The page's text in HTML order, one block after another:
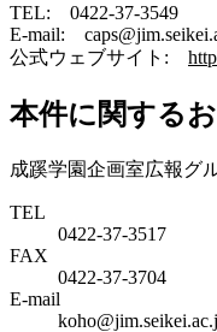
TEL: 0422-37-3549
E-mail:
公式ウェブサイト:
本件に関する
成蹊学園企画室広報グ
TEL
0422-37-3517
FAX
0422-37-3704
E-mail